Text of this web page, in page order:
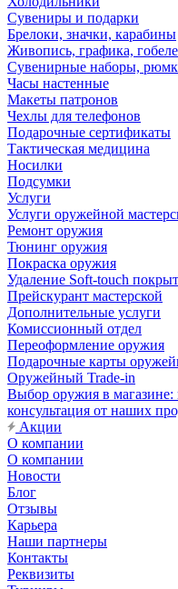
Сувениры и подарки
Брелоки, значки, карабины
Живопись, графика,
Сувенирные наборы,
Часы настенные
Макеты патронов
Чехлы для телефонов
Подарочные сертификаты
Тактическая медицина
Носилки
Подсумки
Услуги
Услуги оружейной
Ремонт оружия
Тюнинг оружия
Покраска оружия
Удаление Soft-touch
Прейскурант мастерской
Дополнительные услуги
Комиссионный отдел
Переоформление оружия
Подарочные карты
Оружейный Trade-in
Выбор оружия в
консультация от наших
Акции
О компании
О компании
Новости
Блог
Отзывы
Карьера
Наши партнеры
Контакты
Реквизиты